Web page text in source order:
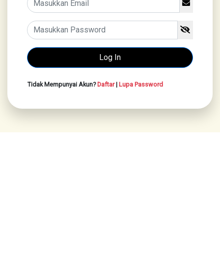
Tidak Mempunyai Akun?Daftar| Lupa Password